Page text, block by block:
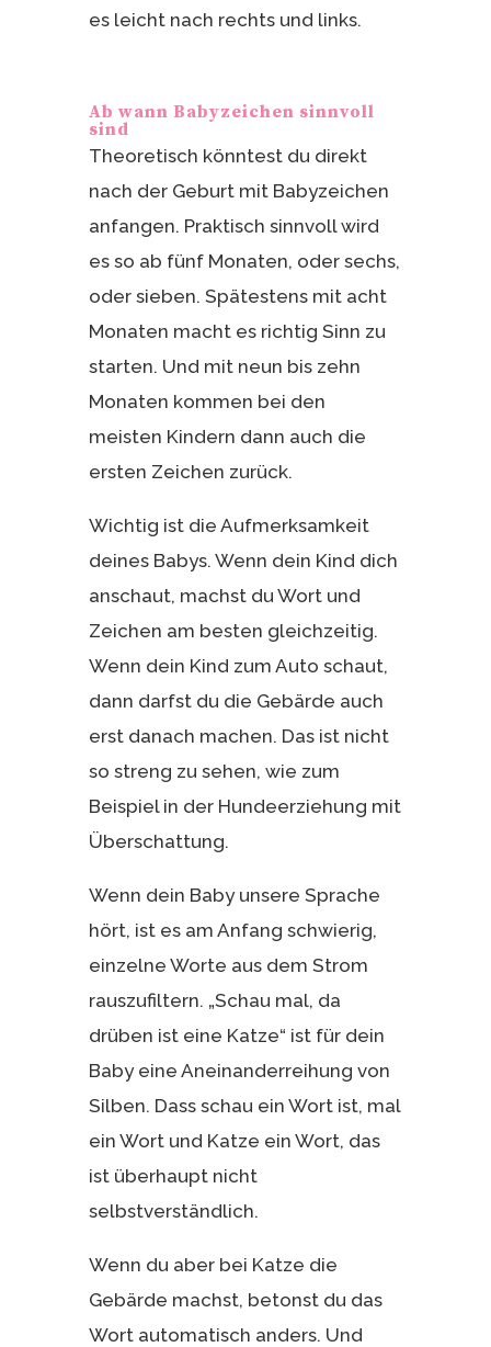
es leicht nach rechts und links.
Ab wann Babyzeichen sinnvoll
sind
Theoretisch könntest du direkt
nach der Geburt mit Babyzeichen
anfangen. Praktisch sinnvoll wird
es so ab fünf Monaten, oder sechs,
oder sieben. Spätestens mit acht
Monaten macht es richtig Sinn zu
starten. Und mit neun bis zehn
Monaten kommen bei den
meisten Kindern dann auch die
ersten Zeichen zurück.
Wichtig ist die Aufmerksamkeit
deines Babys. Wenn dein Kind dich
anschaut, machst du Wort und
Zeichen am besten gleichzeitig.
Wenn dein Kind zum Auto schaut,
dann darfst du die Gebärde auch
erst danach machen. Das ist nicht
so streng zu sehen, wie zum
Beispiel in der Hundeerziehung mit
Überschattung.
Wenn dein Baby unsere Sprache
hört, ist es am Anfang schwierig,
einzelne Worte aus dem Strom
rauszufiltern. „Schau mal, da
drüben ist eine Katze“ ist für dein
Baby eine Aneinanderreihung von
Silben. Dass schau ein Wort ist, mal
ein Wort und Katze ein Wort, das
ist überhaupt nicht
selbstverständlich.
Wenn du aber bei Katze die
Gebärde machst, betonst du das
Wort automatisch anders. Und